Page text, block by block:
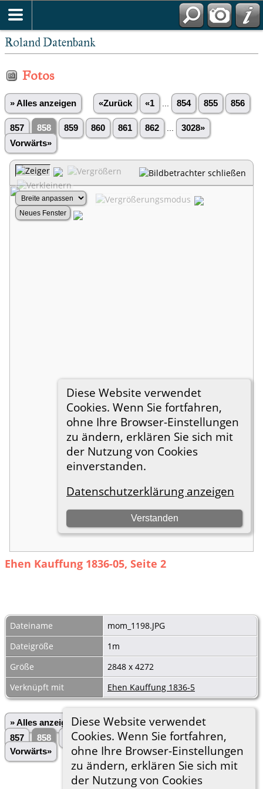
Roland Datenbank
Diese Website verwendet
Cookies. Wenn Sie fortfahren,
ohne Ihre Browser-Einstellungen
zu ändern, erklären Sie sich mit
der Nutzung von Cookies
Fotos
» Alles anzeigen «Zurück «1 854 855 856
857 858 859 860 861 862
3028»
Vorwärts»
Ehen Kauffung 1836-05, Seite 2
Dateiname
mom_1198.JPG
Dateigröße
1m
Größe
2848 x 4272
Verknüpft mit
Ehen Kauffung 1836-5
» Alles anzeigen «Zurück «1 ... 854 855
857
858 859 860 861 862 ... 3028»
Vorwärts»